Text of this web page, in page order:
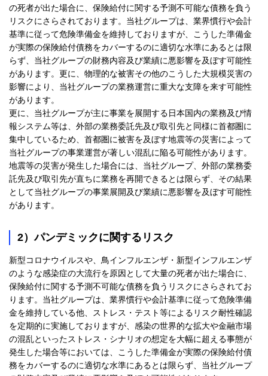
の死者が出た場合に、保険給付に関する予測不可能な債務を負う
リスクにさらされております。当社グループは、業界慣行や会計
基準に従って危険準備金を維持しておりますが、こうした準備金
が実際の保険給付債務をカバーするのに適切な水準にあるとは限
らず、当社グループの財務内容及び業績に悪影響を及ぼす可能性
があります。更に、物理的な被害その他のこうした大規模災害の
影響により、当社グループの業務運営に重大な支障を来す可能性
があります。
更に、当社グループが主に事業を展開する日本国内の業務及び情
報システム等は、外部の業務委託先及び取引先と同様に首都圏に
集中しているため、首都圏に被害を及ぼす地震等の災害によって
当社グループの事業運営が著しい混乱に陥る可能性があります。
地震等の災害が発生した場合には、当社グループ、外部の業務委
託先及び取引先が直ちに業務を再開できるとは限らず、その結果
として当社グループの事業展開及び業績に悪影響を及ぼす可能性
があります。
2）パンデミックに関するリスク
新型コロナウイルスや、鳥インフルエンザ・新型インフルエンザ
のような感染症の大流行を原因として大量の死者が出た場合に、
保険給付に関する予測不可能な債務を負うリスクにさらされてお
ります。当社グループは、業界慣行や会計基準に従って危険準備
金を維持している他、ストレス・テスト等によるリスク耐性確認
を定期的に実施しておりますが、感染の世界的な拡大や金融市場
の混乱といったストレス・シナリオの想定を大幅に超える事態が
発生した場合等においては、こうした準備金が実際の保険給付債
務をカバーするのに適切な水準にあるとは限らず、当社グループ